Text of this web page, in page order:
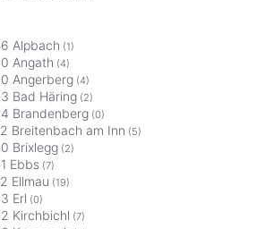
Alpbach (1)
Angath (4)
Angerberg (4)
Bad Häring (2)
Brandenberg (0)
Breitenbach am Inn (5)
Brixlegg (2)
Ebbs (7)
Ellmau (19)
Erl (0)
Kirchbichl (7)